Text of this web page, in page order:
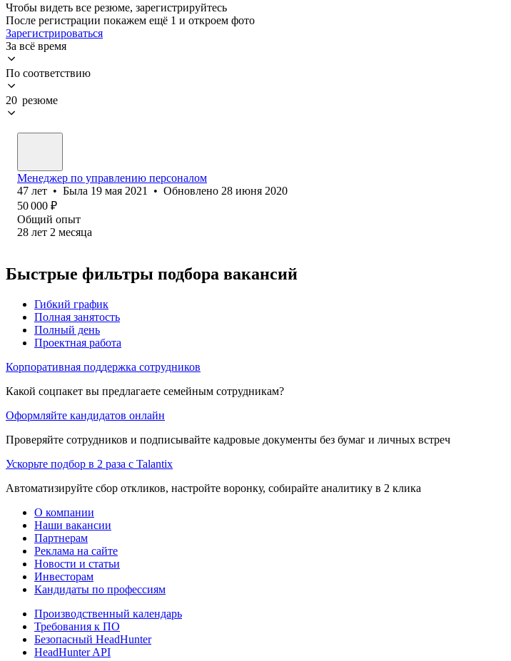
Чтобы видеть все резюме, зарегистрируйтесь
После регистрации покажем ещё 1 и откроем фото
Зарегистрироваться
За всё время
По соответствию
20 резюме
Менеджер по управлению персоналом
47 лет • Была 19 мая 2021 • Обновлено 28 июня 2020
50 000 ₽
Общий опыт
28 лет 2 месяца
Быстрые фильтры подбора вакансий
Гибкий график
Полная занятость
Полный день
Проектная работа
Корпоративная поддержка сотрудников
Какой соцпакет вы предлагаете семейным сотрудникам?
Оформляйте кандидатов онлайн
Проверяйте сотрудников и подписывайте кадровые документы без бумаг и личных встреч
Ускорьте подбор в 2 раза с Talantix
Автоматизируйте сбор откликов, настройте воронку, собирайте аналитику в 2 клика
О компании
Наши вакансии
Партнерам
Реклама на сайте
Новости и статьи
Инвесторам
Кандидаты по профессиям
Производственный календарь
Требования к ПО
Безопасный HeadHunter
HeadHunter API